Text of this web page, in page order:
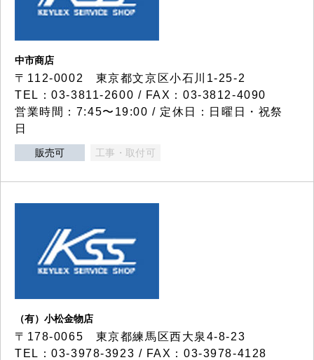
中市商店
〒112-0002 東京都文京区小石川1-25-2
TEL：03-3811-2600 / FAX：03-3812-4090
営業時間：7:45〜19:00 / 定休日：日曜日・祝祭
日
販売可 工事・取付可
（有）小松金物店
〒178-0065 東京都練馬区西大泉4-8-23
TEL：03-3978-3923 / FAX：03-3978-4128